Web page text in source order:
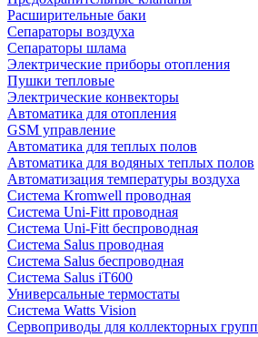
Расширительные баки
Сепараторы воздуха
Сепараторы шлама
Электрические приборы отопления
Пушки тепловые
Электрические конвекторы
Автоматика для отопления
GSM управление
Автоматика для теплых полов
Автоматика для водяных теплых полов
Автоматизация температуры воздуха
Система Kromwell проводная
Система Uni-Fitt проводная
Система Uni-Fitt беспроводная
Система Salus проводная
Система Salus беспроводная
Система Salus iT600
Универсальные термостаты
Система Watts Vision
Сервоприводы для коллекторных групп